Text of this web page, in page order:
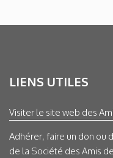
LIENS UTILES
Visiter le site web des
Adhérer, faire un don ou
de la Société des Amis